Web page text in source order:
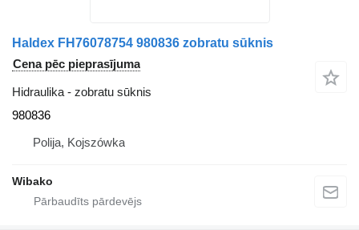
Haldex FH76078754 980836 zobratu sūknis
Cena pēc pieprasījuma
Hidraulika - zobratu sūknis
980836
Polija, Kojszówka
Wibako